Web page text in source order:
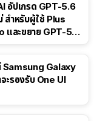
อัปเกรด GPT-5.6
สำหรับผู้ใช้ Plus
และขยาย GPT-5.6
Galaxy
ะรองรับ One UI